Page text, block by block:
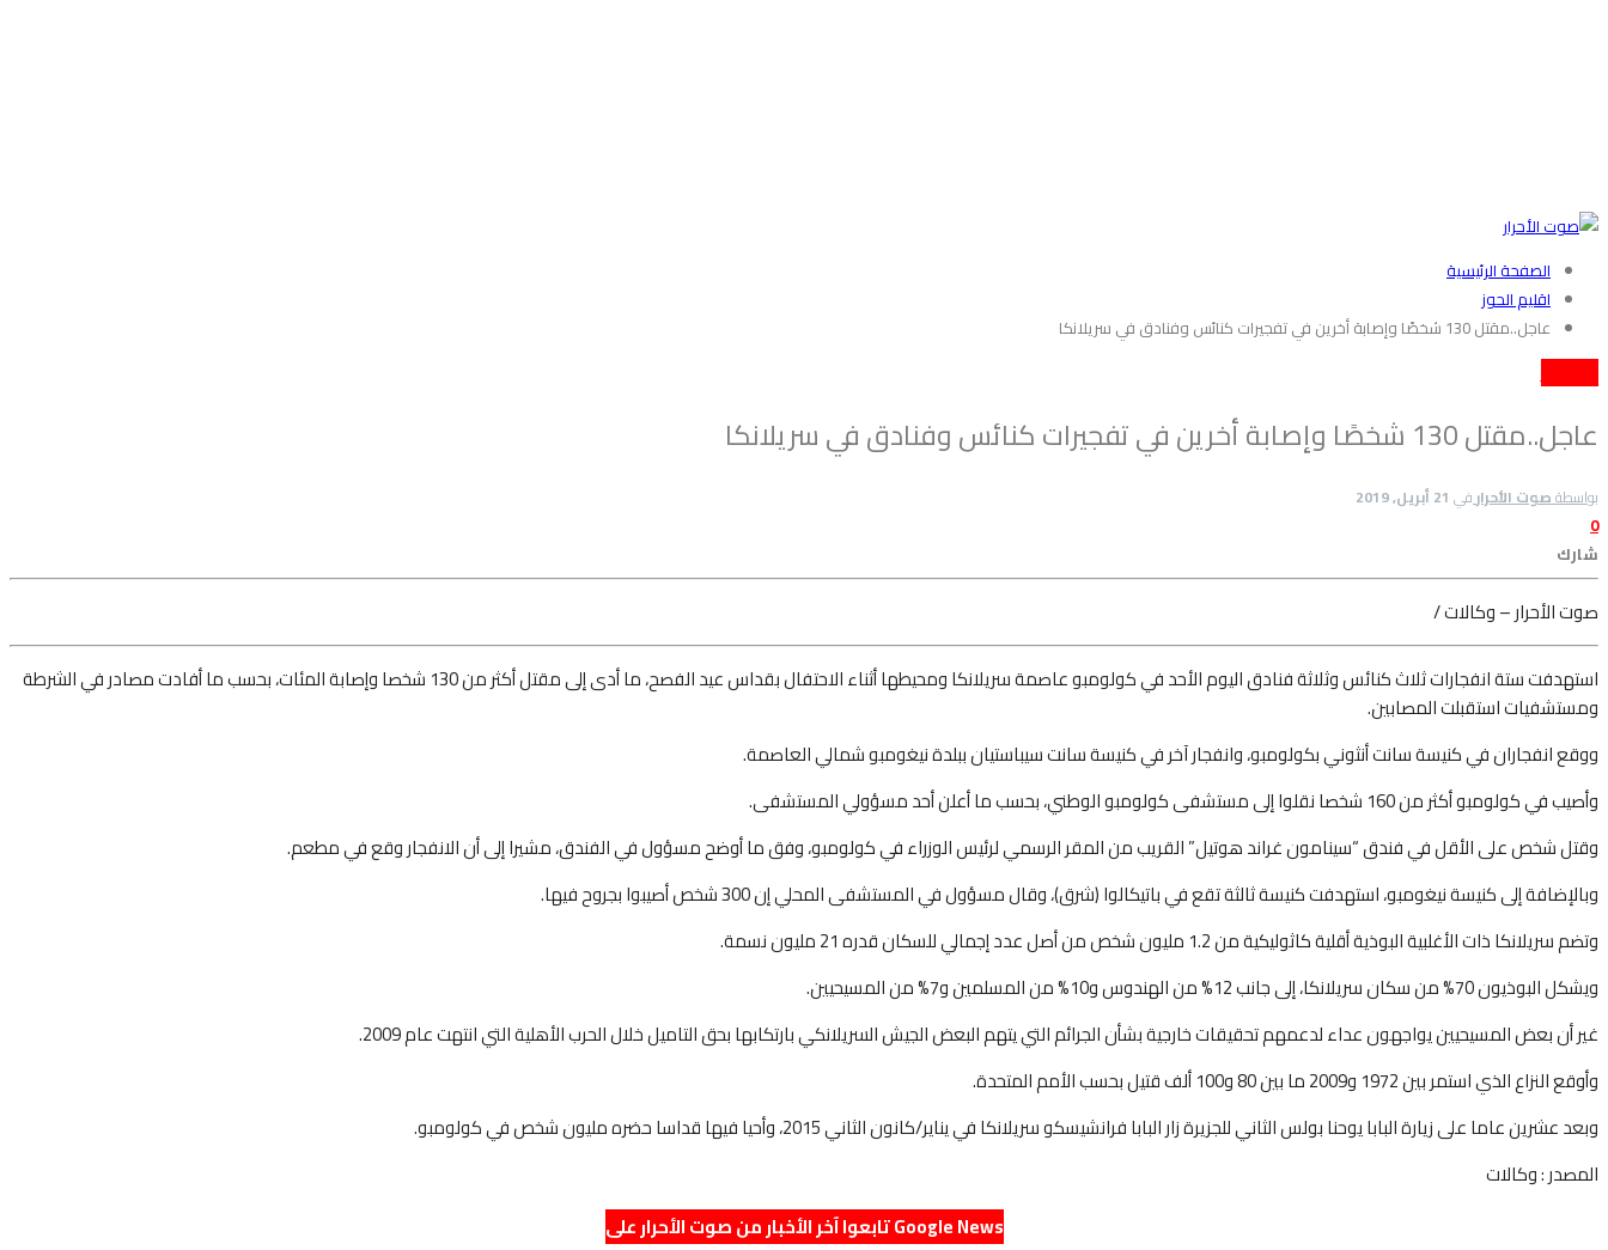
الصفحة الرئيسية
اقليم الحوز
عاجل..مقتل 130 شخصًا وإصابة أخرين في تفجيرات كنائس وفنادق في سريلانكا
عاجل..مقتل 130 شخصًا وإصابة أخرين في تفجيرات كنائس وفنادق في سريلانكا
بواسطةصوت الأحرارفي 21 أبريل, 2019
0
شارك
صوت الأحرار – وكالات /
استهدفت ستة انفجارات ثلاث كنائس وثلاثة فنادق اليوم الأحد في كولومبو
عاصمة سريلانكا ومحيطها أثناء الاحتفال بقداس عيد الفصح، ما أدى إلى مقتل أكثر من 130 شخصا وإصابة المئات، بحسب ما أفادت مصادر في الشرطة
ومستشفيات استقبلت المصابين.
ووقع انفجاران في كنيسة سانت أنثوني بكولومبو، وانفجار آخر في كنيسة سانت سيباستيان ببلدة نيغومبو شمالي العاصمة.
وأصيب في كولومبو أكثر من 160 شخصا نقلوا إلى مستشفى كولومبو الوطني، بحسب ما أعلن أحد مسؤولي المستشفى.
وقتل شخص على الأقل في فندق “سينامون غراند هوتيل” القريب من المقر الرسمي لرئيس الوزراء في كولومبو، وفق ما أوضح مسؤول في الفندق، مشيرا إلى أن الانفجار وقع في مطعم.
وبالإضافة إلى كنيسة نيغومبو، استهدفت كنيسة ثالثة تقع في باتيكالوا (شرق)، وقال مسؤول في المستشفى المحلي إن 300 شخص أصيبوا بجروح فيها.
وتضم سريلانكا ذات الأغلبية البوذية أقلية كاثوليكية من 1.2 مليون شخص من أصل عدد إجمالي للسكان قدره 21 مليون نسمة.
ويشكل البوذيون 70% من سكان سريلانكا، إلى جانب 12% من الهندوس و10% من المسلمين و7% من المسيحيين.
غير أن بعض المسيحيين يواجهون عداء لدعمهم تحقيقات خارجية بشأن الجرائم التي يتهم البعض الجيش السريلانكي بارتكابها بحق التاميل خلال الحرب الأهلية التي انتهت عام 2009.
وأوقع النزاع الذي استمر بين 1972 و2009 ما بين 80 و100 ألف قتيل بحسب الأمم المتحدة.
وبعد عشرين عاما على زيارة البابا يوحنا بولس الثاني للجزيرة زار البابا فرانشيسكو سريلانكا في يناير/كانون الثاني 2015، وأحيا فيها قداسا حضره مليون شخص في كولومبو.
المصدر : وكالات
تابعوا آخر الأخبار من صوت الأحرار على Google News